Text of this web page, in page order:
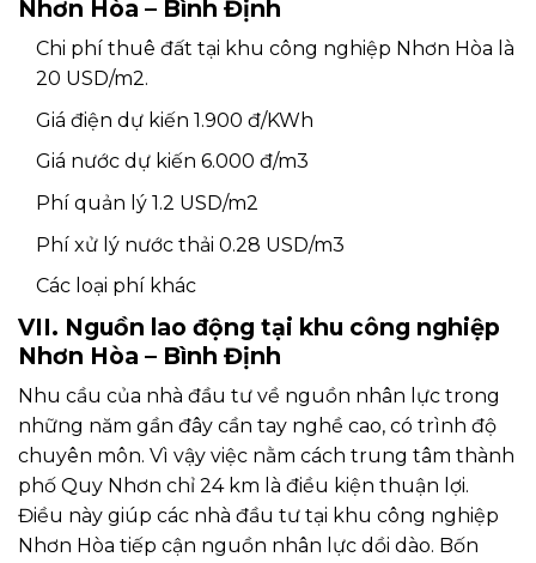
Nhơn Hòa – Bình Định
Chi phí thuê đất tại khu công nghiệp Nhơn Hòa là
20 USD/m2.
Giá điện dự kiến 1.900 đ/KWh
Giá nước dự kiến 6.000 đ/m3
Phí quản lý 1.2 USD/m2
Phí xử lý nước thải 0.28 USD/m3
Các loại phí khác
VII. Nguồn lao động tại khu công nghiệp
Nhơn Hòa – Bình Định
Nhu cầu của nhà đầu tư về nguồn nhân lực trong
những năm gần đây cần tay nghề cao, có trình độ
chuyên môn. Vì vậy việc nằm cách trung tâm thành
phố Quy Nhơn chỉ 24 km là điều kiện thuận lợi.
Điều này giúp các nhà đầu tư tại khu công nghiệp
Nhơn Hòa tiếp cận nguồn nhân lực dồi dào. Bốn